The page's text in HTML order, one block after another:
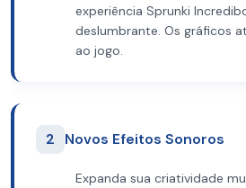
experiência Sprunki
deslumbrante. Os gráficos
ao jogo.
2 Novos Efeitos Sonoros
Expanda sua criatividade